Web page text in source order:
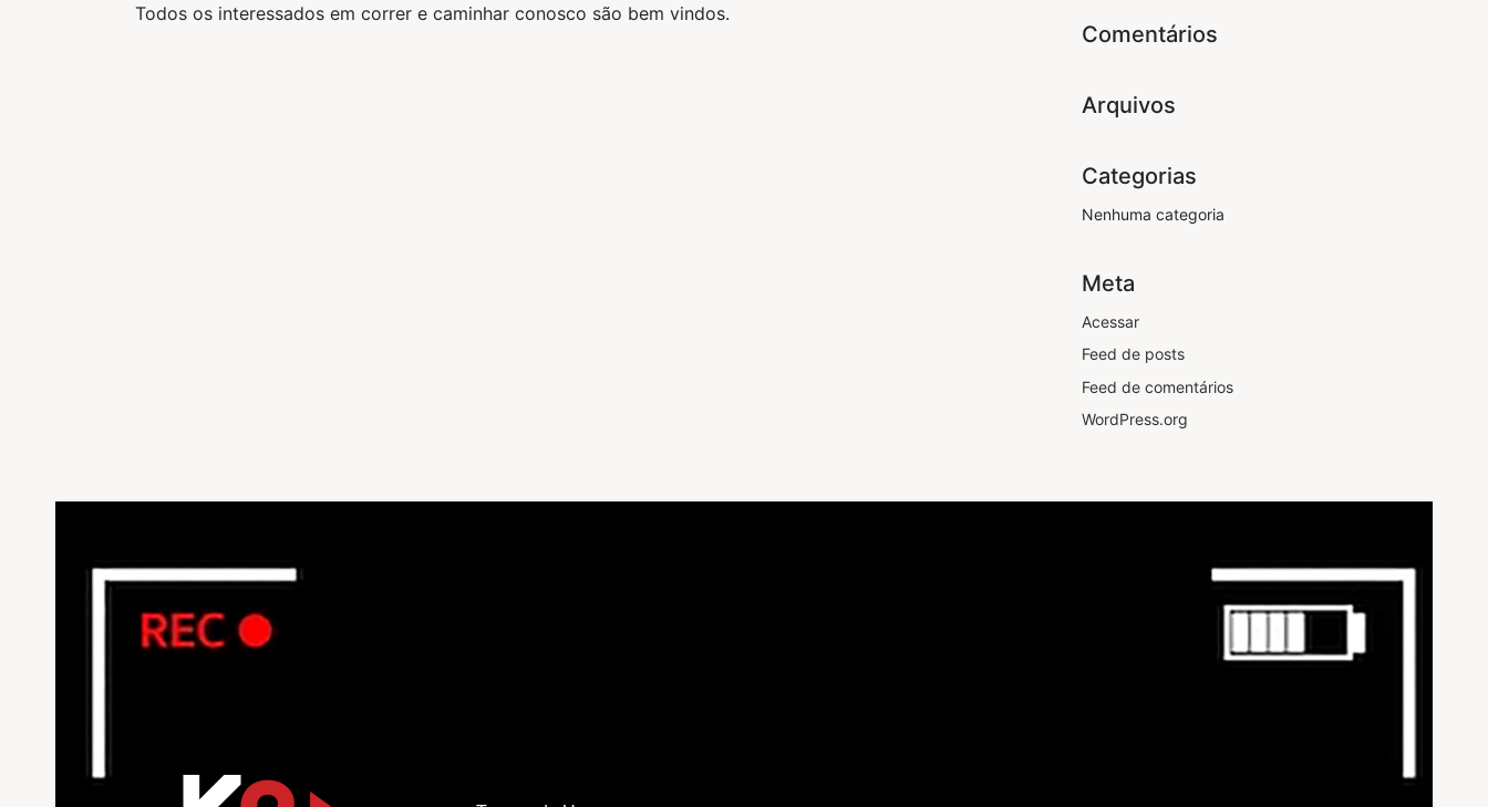
Todos os interessados em correr e caminhar conosco são bem vindos.
Comentários
Arquivos
Categorias
Nenhuma categoria
Meta
Acessar
Feed de posts
Feed de comentários
WordPress.org